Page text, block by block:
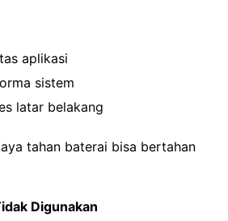
aplikasi
sistem
latar belakang
tahan baterai bisa bertahan
Digunakan